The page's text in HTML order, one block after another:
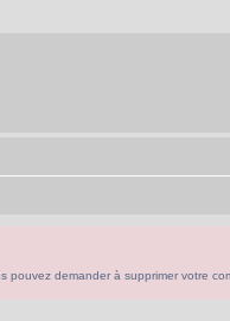
pouvez demander à supprimer votre